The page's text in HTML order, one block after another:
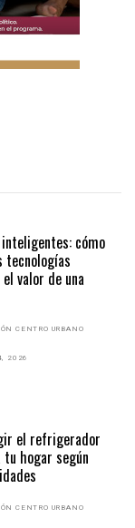
cómo
tecnologías
valor de una
CENTRO URBANO
2026
el refrigerador
hogar según
CENTRO URBANO